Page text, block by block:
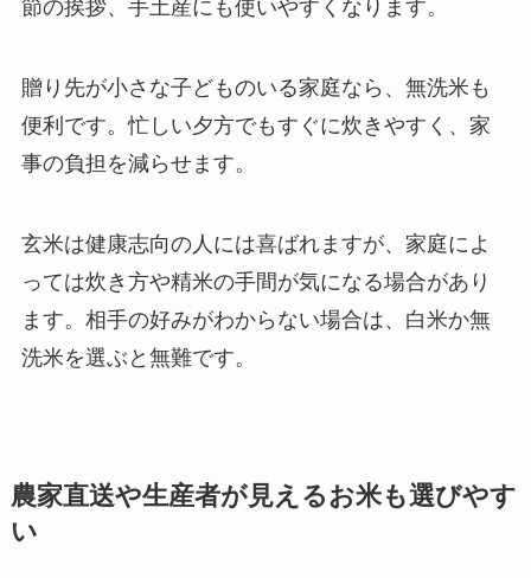
節の挨拶、手土産にも使いやすくなります。
贈り先が小さな子どものいる家庭なら、無洗米も
便利です。忙しい夕方でもすぐに炊きやすく、家
事の負担を減らせます。
玄米は健康志向の人には喜ばれますが、家庭によ
っては炊き方や精米の手間が気になる場合があり
ます。相手の好みがわからない場合は、白米か無
洗米を選ぶと無難です。
農家直送や生産者が見えるお米も選びやす
い